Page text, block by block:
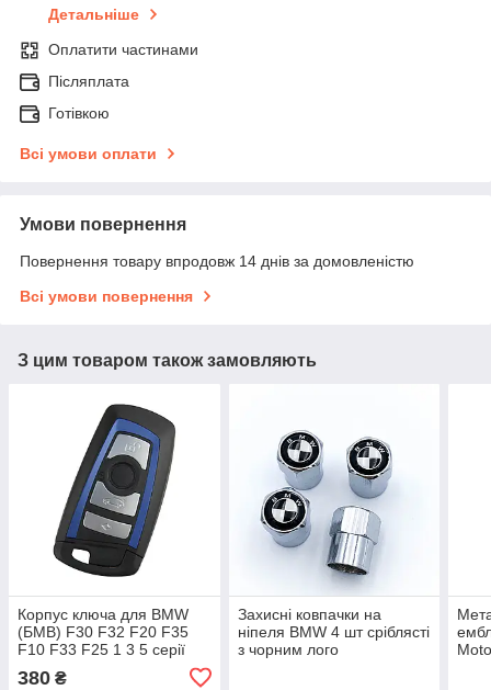
Детальніше
Оплатити частинами
Післяплата
Готівкою
Всі умови оплати
Умови повернення
Повернення товару впродовж 14 днів за домовленістю
Всі умови повернення
З цим товаром також замовляють
Корпус ключа для BMW
(БМВ) F30 F32 F20 F35
F10 F33 F25 1 3 5 серії
Синя вставка (+ Емблема)
380 ₴
Захисні ковпачки на
ніпеля BMW 4 шт сріблясті
з чорним лого